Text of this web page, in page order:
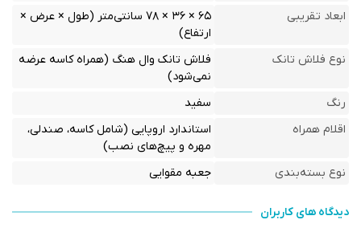
ابعاد تقریبی
۶۵ × ۳۶ × ۷۸ سانتی‌متر (طول × عرض ×
ارتفاع)
نوع فلاش تانک
فلاش تانک وال هنگ (همراه کاسه عرضه
نمی‌شود)
رنگ
سفید
اقلام همراه
استاندارد اروپایی (شامل کاسه، صندلی،
مهره و پیچ‌های نصب)
نوع بسته‌بندی
جعبه مقوایی
دیدگاه های کاربران